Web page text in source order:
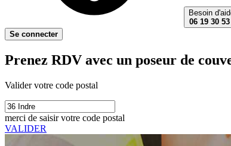
Besoin
06 19 30
Se connecter
Prenez RDV avec un poseur de
Valider votre code postal
merci de saisir votre code postal
VALIDER